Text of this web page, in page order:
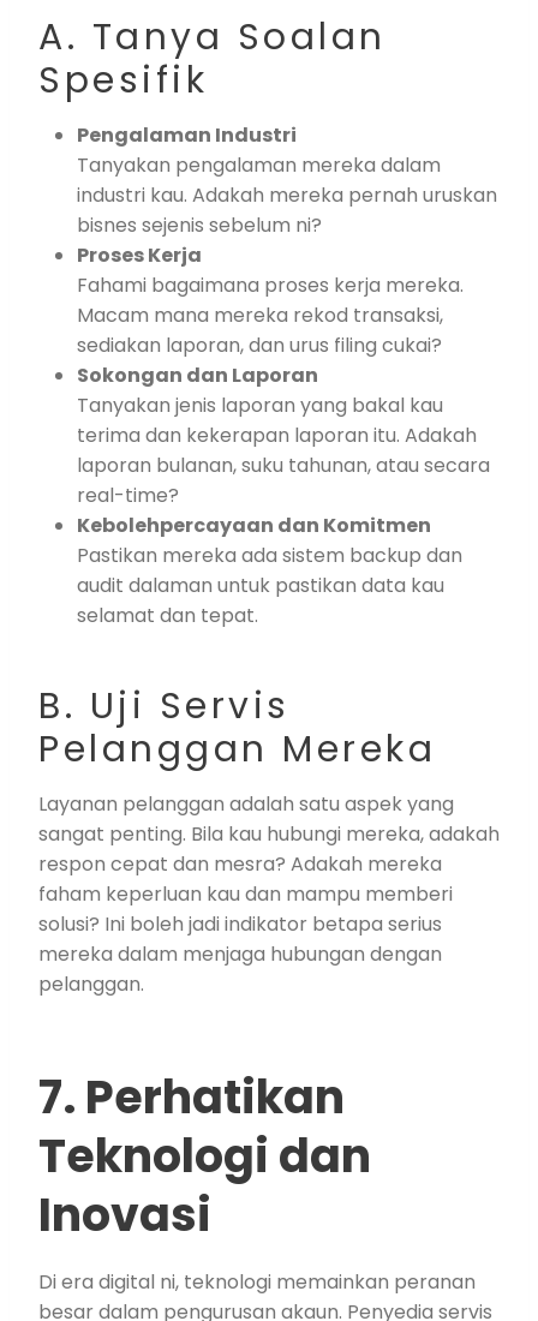
A. Tanya Soalan
Spesifik
Pengalaman Industri
Tanyakan pengalaman mereka dalam
industri kau. Adakah mereka pernah uruskan
bisnes sejenis sebelum ni?
Proses Kerja
Fahami bagaimana proses kerja mereka.
Macam mana mereka rekod transaksi,
sediakan laporan, dan urus filing cukai?
Sokongan dan Laporan
Tanyakan jenis laporan yang bakal kau
terima dan kekerapan laporan itu. Adakah
laporan bulanan, suku tahunan, atau secara
real-time?
Kebolehpercayaan dan Komitmen
Pastikan mereka ada sistem backup dan
audit dalaman untuk pastikan data kau
selamat dan tepat.
B. Uji Servis
Pelanggan Mereka
Layanan pelanggan adalah satu aspek yang
sangat penting. Bila kau hubungi mereka, adakah
respon cepat dan mesra? Adakah mereka
faham keperluan kau dan mampu memberi
solusi? Ini boleh jadi indikator betapa serius
mereka dalam menjaga hubungan dengan
pelanggan.
7. Perhatikan
Teknologi dan
Inovasi
Di era digital ni, teknologi memainkan peranan
besar dalam pengurusan akaun. Penyedia servis